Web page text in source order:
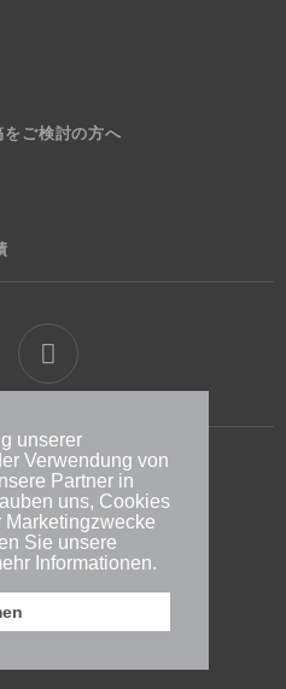
unserer
Verwendung von
Partner in
uns, Cookies
Marketingzwecke
Sie unsere
Informationen.
をご検討の方へ